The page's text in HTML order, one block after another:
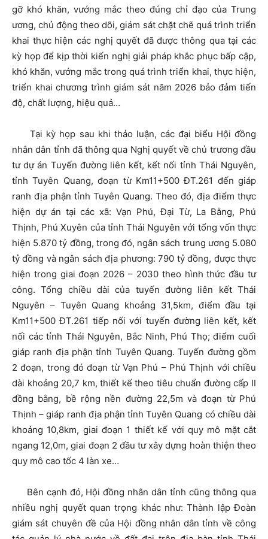
gỡ khó khăn, vướng mắc theo đúng chỉ đạo của Trung
ương, chủ động theo dõi, giám sát chặt chẽ quá trình triển
khai thực hiện các nghị quyết đã được thông qua tại các
kỳ họp để kịp thời kiến nghị giải pháp khắc phục bấp cập,
khó khăn, vướng mắc trong quá trình triển khai, thực hiện,
triển khai chương trình giám sát năm 2026 bảo đảm tiến
độ, chất lượng, hiệu quả…
Tại kỳ họp sau khi thảo luận, các đại biểu Hội đồng
nhân dân tỉnh đã thông qua Nghị quyết về chủ trương đầu
tư dự án Tuyến đường liên kết, kết nối tỉnh Thái Nguyên,
tỉnh Tuyên Quang, đoạn từ Km11+500 ĐT.261 đến giáp
ranh địa phận tỉnh Tuyên Quang. Theo đó, địa điểm thực
hiện dự án tại các xã: Vạn Phú, Đại Từ, La Bằng, Phú
Thịnh, Phú Xuyên của tỉnh Thái Nguyên với tổng vốn thực
hiện 5.870 tỷ đồng, trong đó, ngân sách trung ương 5.080
tỷ đồng và ngân sách địa phương: 790 tỷ đồng, được thực
hiện trong giai đoạn 2026 – 2030 theo hình thức đầu tư
công. Tổng chiều dài của tuyến đường liên kết Thái
Nguyên – Tuyên Quang khoảng 31,5km, điểm đầu tại
Km11+500 ĐT.261 tiếp nối với tuyến đường liên kết, kết
nối các tỉnh Thái Nguyên, Bắc Ninh, Phú Thọ; điểm cuối
giáp ranh địa phận tỉnh Tuyên Quang. Tuyến đường gồm
2 đoạn, trong đó đoạn từ Vạn Phú – Phú Thịnh với chiều
dài khoảng 20,7 km, thiết kế theo tiêu chuẩn đường cấp II
đồng bằng, bề rộng nền đường 22,5m và đoạn từ Phú
Thịnh – giáp ranh địa phận tỉnh Tuyên Quang có chiều dài
khoảng 10,8km, giai đoạn 1 thiết kế với quy mô mặt cắt
ngang 12,0m, giai đoạn 2 đầu tư xây dựng hoàn thiện theo
quy mô cao tốc 4 làn xe…
Bên cạnh đó, Hội đồng nhân dân tỉnh cũng thông qua
nhiều nghị quyết quan trọng khác như: Thành lập Đoàn
giám sát chuyên đề của Hội đồng nhân dân tỉnh về công